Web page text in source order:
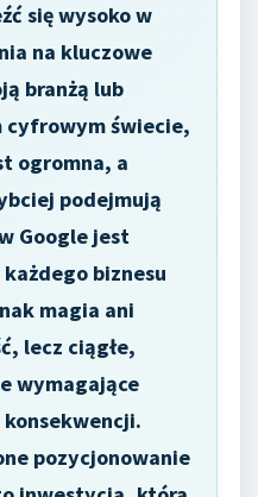
się wysoko w
na kluczowe
branżą lub
cyfrowym świecie,
ogromna, a
podejmują
Google jest
biznesu
magia ani
lecz ciągłe,
wymagające
pozycjonowanie